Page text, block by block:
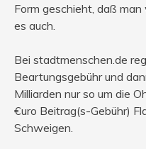
Form geschieht, daß
es auch.
Bei stadtmenschen.de
Beartungsgebühr und
Milliarden nur so um die
€uro Beitrag(s-Gebühr)
Schweigen.